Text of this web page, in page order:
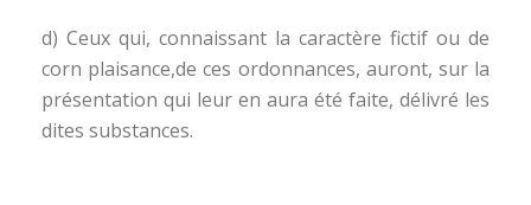
d) Ceux qui, connaissant la caractère fictif ou de
corn plaisance,de ces ordonnances, auront, sur la
présentation qui leur en aura été faite, délivré les
dites substances.